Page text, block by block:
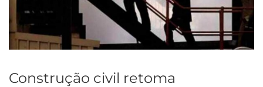
Construção civil retoma